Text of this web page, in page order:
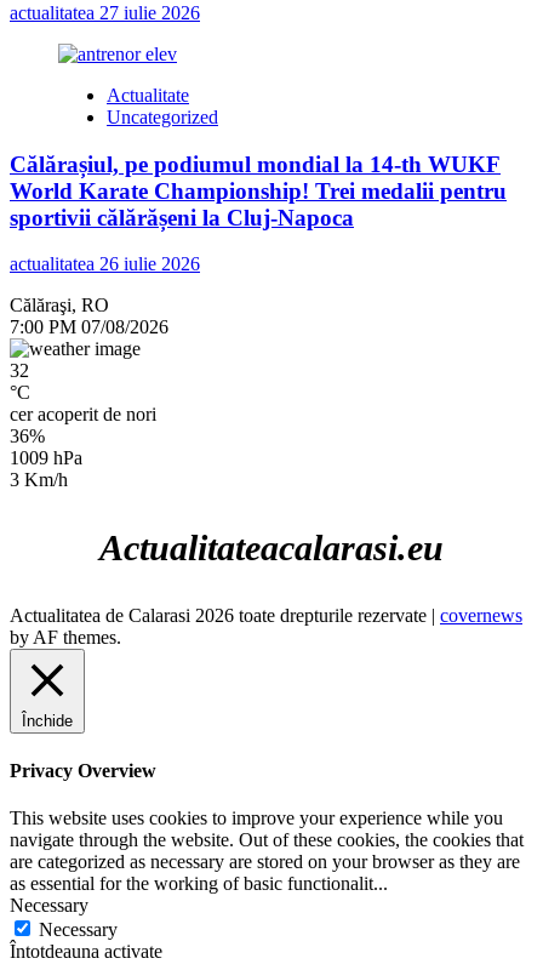
actualitatea 27 iulie 2026
Actualitate
Uncategorized
Călărașiul, pe podiumul mondial la 14-th WUKF
World Karate Championship! Trei medalii pentru
sportivii călărășeni la Cluj-Napoca
actualitatea 26 iulie 2026
Călăraşi, RO
7:00 PM 07/08/2026
32
°C
cer acoperit de nori
36%
1009 hPa
3 Km/h
Actualitateacalarasi.eu
Actualitatea de Calarasi 2026 toate drepturile rezervate | covernews
by AF themes.
Închide
Privacy Overview
This website uses cookies to improve your experience while you
navigate through the website. Out of these cookies, the cookies that
are categorized as necessary are stored on your browser as they are
as essential for the working of basic functionalit...
Necessary
Necessary
Întotdeauna activate